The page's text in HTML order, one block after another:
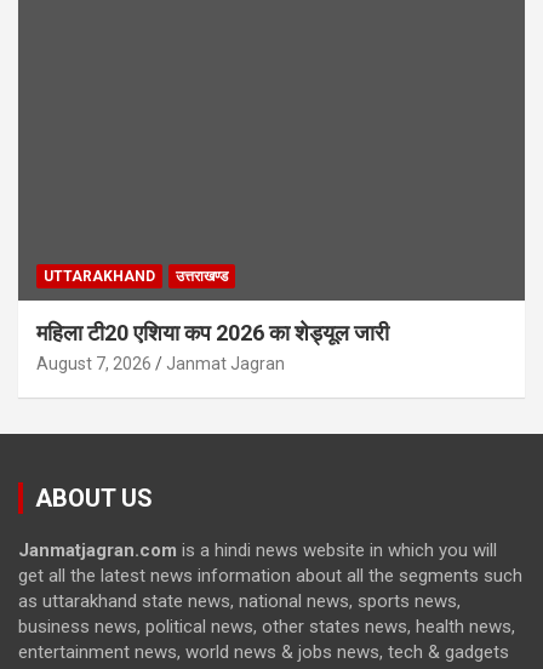
UTTARAKHAND उत्तराखण्ड
महिला टी20 एशिया कप 2026 का शेड्यूल जारी
August 7, 2026 Janmat Jagran
ABOUT US
Janmatjagran.com is a hindi news website in which you will
get all the latest news information about all the segments such
as uttarakhand state news, national news, sports news,
business news, political news, other states news, health news,
entertainment news, world news & jobs news, tech & gadgets